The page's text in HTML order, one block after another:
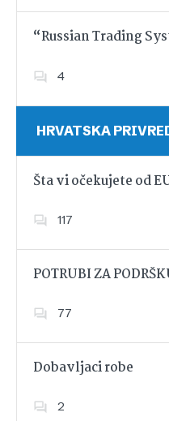
“Russian Trading
4
HRVATSKA
Šta vi očekujete od
117
POTRUBI ZA
77
Dobavljaci robe
2